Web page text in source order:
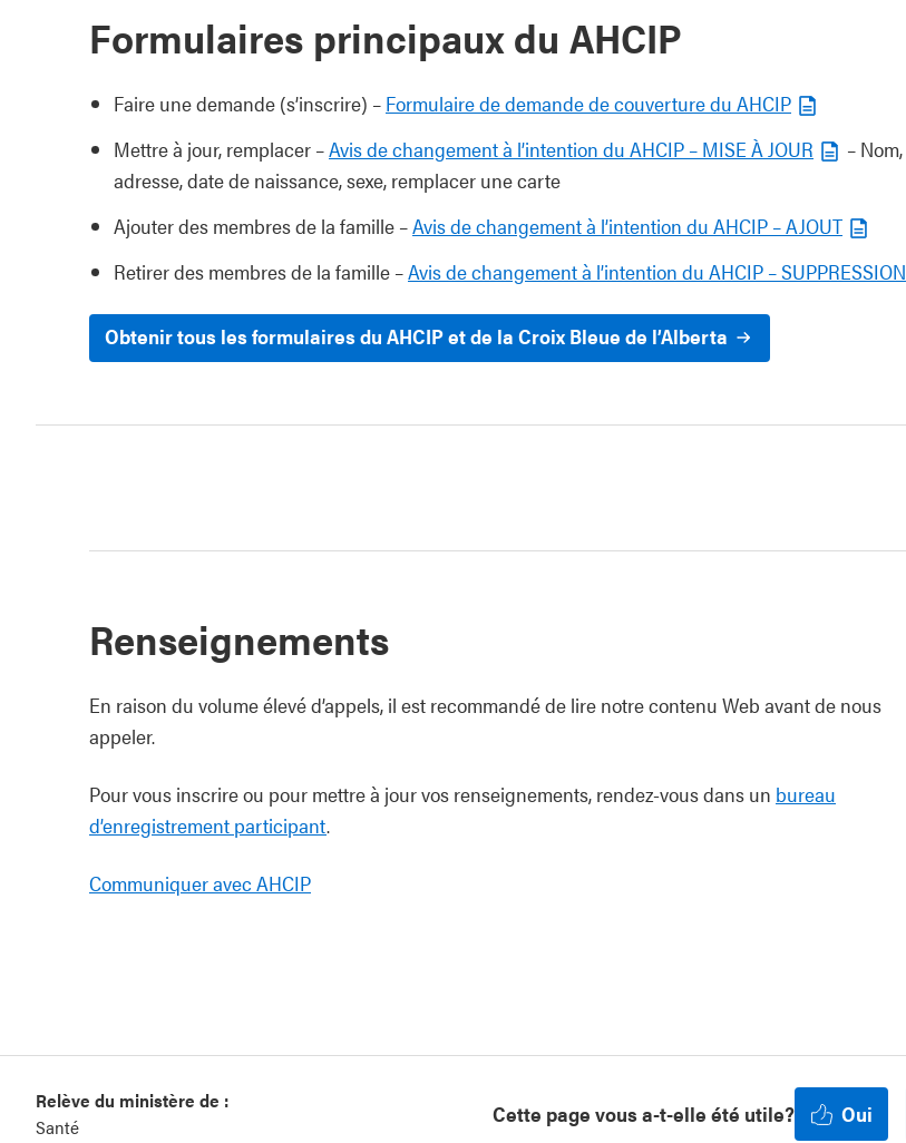
Formulaires principaux du AHCIP
Faire une demande (s’inscrire) – Formulaire de demande de couverture du AHCIP
Mettre à jour, remplacer –Avis de changement à l’intention du AHCIP – MISE À JOUR
– Nom,
adresse, date de naissance, sexe, remplacer une carte
Ajouter des membres de la famille –Avis de changement à l’intention du AHCIP – AJOUT
Retirer des membres de la famille –Avis de changement à l’intention du AHCIP – SUPPRESSION
Obtenir tous les formulaires du AHCIP et de la Croix Bleue de l’Alberta
Renseignements
En raison du volume élevé d’appels, il est recommandé de lire notre contenu Web avant de nous
appeler.
Pour vous inscrire ou pour mettre à jour vos renseignements, rendez-vous dans un bureau
d’enregistrement participant.
Communiquer avec AHCIP
Relève du ministère de :
Santé
Cette page vous a-t-elle été utile? Oui